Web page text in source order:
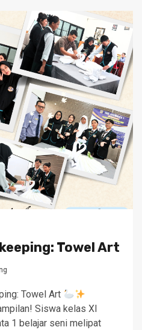
Towel Art
Towel Art
Siswa kelas XI
1 belajar seni melipat